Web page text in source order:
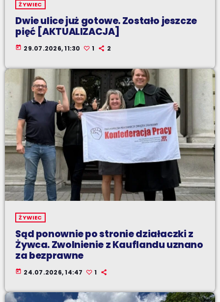
ŻYWIEC
Dwie ulice już gotowe. Zostało jeszcze
pięć [AKTUALIZACJA]
today 29.07.2026, 11:30 1 2
ŻYWIEC
Sąd ponownie po stronie działaczki z
Żywca. Zwolnienie z Kauflandu uznano
za bezprawne
today 24.07.2026, 14:47 1